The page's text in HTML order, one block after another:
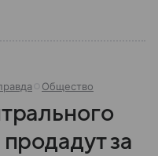
Общество
за